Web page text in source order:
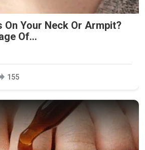
On Your Neck Or Armpit?
Of...
155